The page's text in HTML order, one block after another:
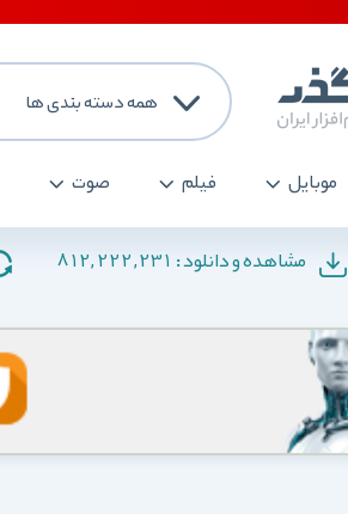
همه دسته بندی ها
موبایل فیلم صوت
مشاهده و دانلود : 812,222,231